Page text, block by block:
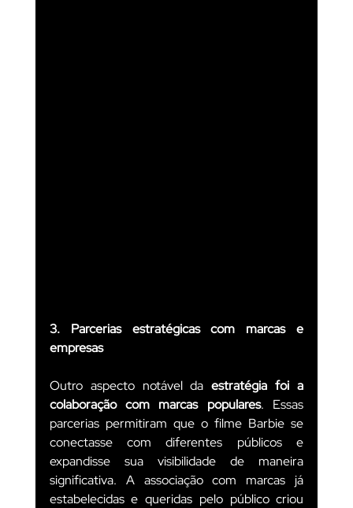
3. Parcerias estratégicas com marcas e
empresas
Outro aspecto notável da estratégia foi a
colaboração com marcas populares. Essas
parcerias permitiram que o filme Barbie se
conectasse com diferentes públicos e
expandisse sua visibilidade de maneira
significativa. A associação com marcas já
estabelecidas e queridas pelo público criou